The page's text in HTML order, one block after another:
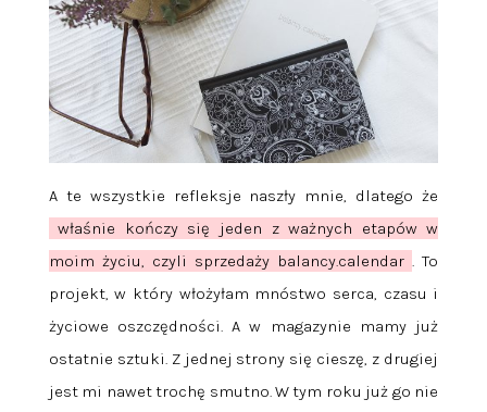
A te wszystkie refleksje naszły mnie, dlatego że
właśnie kończy się jeden z ważnych etapów w
moim życiu, czyli sprzedaży balancy.calendar. To
projekt, w który włożyłam mnóstwo serca, czasu i
życiowe oszczędności. A w magazynie mamy już
ostatnie sztuki. Z jednej strony się cieszę, z drugiej
jest mi nawet trochę smutno. W tym roku już go nie